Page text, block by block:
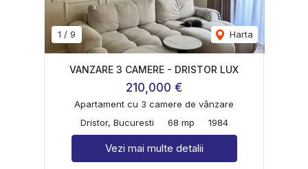
1 / 9 Harta
VANZARE 3 CAMERE - DRISTOR LUX
210,000 €
Apartament cu 3 camere de vânzare
Dristor, Bucuresti
68 mp 1984
Vezi mai multe detalii